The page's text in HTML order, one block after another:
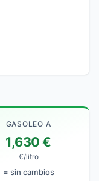
GASOLEO A
1,630 €
€/litro
= sin cambios